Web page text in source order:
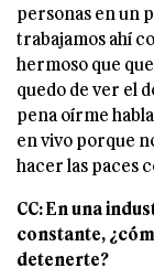
personas en un
trabajamos ahí
hermoso que
quedo de ver el
pena oírme
en vivo porque
hacer las paces
CC: En una
constante,
detenerte?